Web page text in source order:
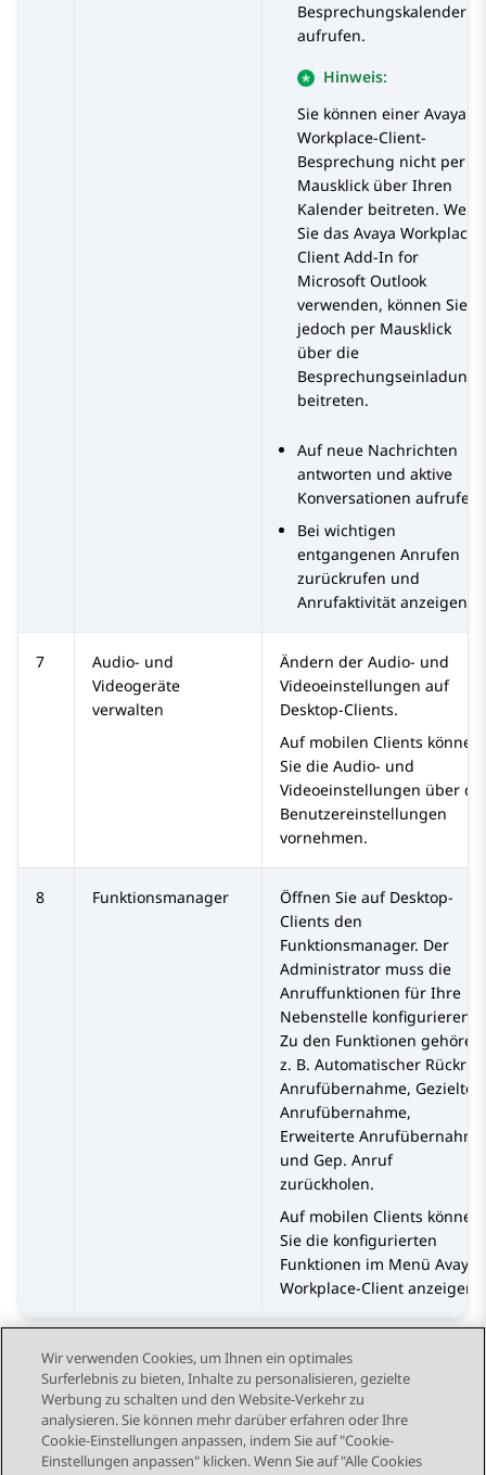
Besprechungskalender
aufrufen.
Hinweis:
Sie können einer Avaya
Workplace-Client-
Besprechung nicht per
Mausklick über Ihren
Kalender beitreten. Wenn
Sie das Avaya Workplace
Client Add-In for
Microsoft Outlook
verwenden, können Sie
jedoch per Mausklick
über die
Besprechungseinladung
beitreten.
Auf neue Nachrichten
antworten und aktive
Konversationen aufrufen.
Bei wichtigen
entgangenen Anrufen
zurückrufen und
Anrufaktivität anzeigen.
7
Audio- und
Videogeräte
verwalten
Ändern der Audio- und
Videoeinstellungen auf
Desktop-Clients.
Auf mobilen Clients können
Sie die Audio- und
Videoeinstellungen über die
Benutzereinstellungen
vornehmen.
8 Funktionsmanager
Öffnen Sie auf Desktop-
Clients den
Funktionsmanager. Der
Administrator muss die
Anruffunktionen für Ihre
Nebenstelle konfigurieren.
Zu den Funktionen gehören
z. B. Automatischer Rückruf,
Anrufübernahme, Gezielte
Anrufübernahme,
Erweiterte Anrufübernahme
und Gep. Anruf
zurückholen.
Auf mobilen Clients können
Sie die konfigurierten
Funktionen im Menü Avaya
Workplace-Client anzeigen.
Send Feedback
Wir verwenden Cookies, um Ihnen ein optimales
Surferlebnis zu bieten, Inhalte zu personalisieren, gezielte
Werbung zu schalten und den Website-Verkehr zu
analysieren. Sie können mehr darüber erfahren oder Ihre
Cookie-Einstellungen anpassen, indem Sie auf "Cookie-
Einstellungen anpassen" klicken. Wenn Sie auf "Alle Cookies